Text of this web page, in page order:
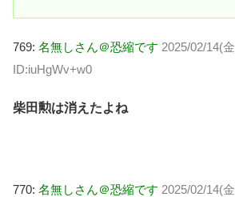
769: 名無しさん＠恐縮です 2025/02/14(
ID:iuHgWv+w0
柴田勲は消えたよね
770: 名無しさん＠恐縮です 2025/02/14(